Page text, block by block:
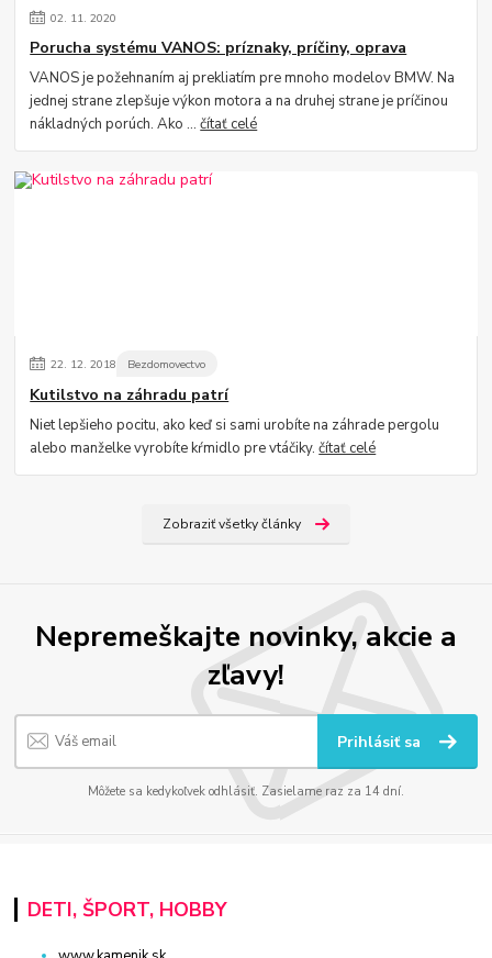
02. 11. 2020
Porucha systému VANOS: príznaky, príčiny, oprava
VANOS je požehnaním aj prekliatím pre mnoho modelov BMW. Na
jednej strane zlepšuje výkon motora a na druhej strane je príčinou
nákladných porúch. Ako ...čítať celé
22. 12. 2018 Bezdomovectvo
Kutilstvo na záhradu patrí
Niet lepšieho pocitu, ako keď si sami urobíte na záhrade pergolu
alebo manželke vyrobíte kŕmidlo pre vtáčiky.čítať celé
Zobraziť všetky články
Nepremeškajte novinky, akcie a
zľavy!
Prihlásiť sa
Môžete sa kedykoľvek odhlásiť. Zasielame raz za 14 dní.
DETI, ŠPORT, HOBBY